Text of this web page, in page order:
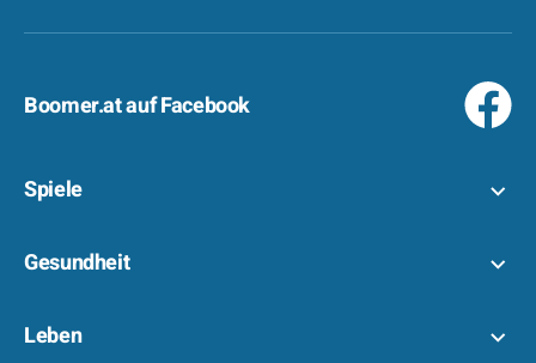
Boomer.at auf Facebook
Spiele
Gesundheit
Leben